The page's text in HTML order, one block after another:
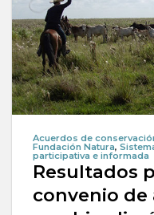
Acuerdos de
Fundación Natura,
participativa e informada
Resultados
convenio